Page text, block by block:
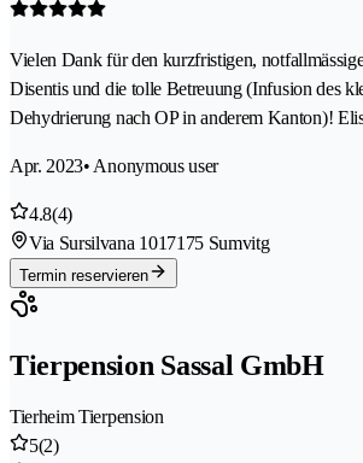
Vielen Dank für den kurzfristigen,
Disentis und die tolle Betreuung (Infusion des
Dehydrierung nach OP in anderem Kanton)!
Apr. 2023• Anonymous user
4.8(4)
Via Sursilvana 1017175 Sumvitg
Termin reservieren
Tierpension Sassal GmbH
Tierheim Tierpension
5(2)